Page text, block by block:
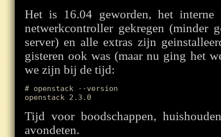
Het is 16.04 geworden, het interne
netwerkcontroller gekregen (minder
server) en alle extras zijn
gisteren ook was (maar nu ging het
we zijn bij de tijd:
# openstack --version
Tijd voor boodschappen,
avondeten.